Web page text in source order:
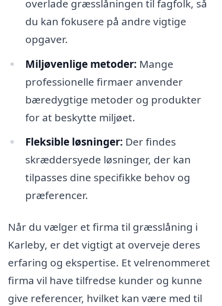
overlade græsslåningen til fagfolk, så
du kan fokusere på andre vigtige
opgaver.
Miljøvenlige metoder: Mange
professionelle firmaer anvender
bæredygtige metoder og produkter
for at beskytte miljøet.
Fleksible løsninger: Der findes
skræddersyede løsninger, der kan
tilpasses dine specifikke behov og
præferencer.
Når du vælger et firma til græsslåning i
Karleby, er det vigtigt at overveje deres
erfaring og ekspertise. Et velrenommeret
firma vil have tilfredse kunder og kunne
give referencer, hvilket kan være med til